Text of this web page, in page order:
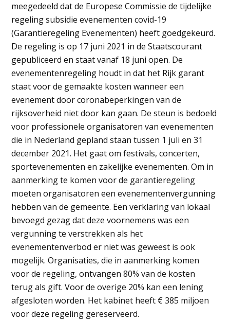
meegedeeld dat de Europese Commissie de tijdelijke
regeling subsidie evenementen covid-19
(Garantieregeling Evenementen) heeft goedgekeurd.
De regeling is op 17 juni 2021 in de Staatscourant
gepubliceerd en staat vanaf 18 juni open. De
evenementenregeling houdt in dat het Rijk garant
staat voor de gemaakte kosten wanneer een
evenement door coronabeperkingen van de
rijksoverheid niet door kan gaan. De steun is bedoeld
voor professionele organisatoren van evenementen
die in Nederland gepland staan tussen 1 juli en 31
december 2021. Het gaat om festivals, concerten,
sportevenementen en zakelijke evenementen. Om in
aanmerking te komen voor de garantieregeling
moeten organisatoren een evenementenvergunning
hebben van de gemeente. Een verklaring van lokaal
bevoegd gezag dat deze voornemens was een
vergunning te verstrekken als het
evenementenverbod er niet was geweest is ook
mogelijk. Organisaties, die in aanmerking komen
voor de regeling, ontvangen 80% van de kosten
terug als gift. Voor de overige 20% kan een lening
afgesloten worden. Het kabinet heeft € 385 miljoen
voor deze regeling gereserveerd.